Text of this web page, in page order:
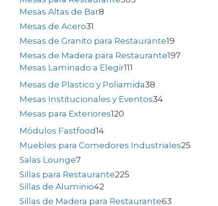
Mesas Altas de Bar8
Mesas de Acero31
Mesas de Granito para Restaurante19
Mesas de Madera para Restaurante197
Mesas Laminado a Elegir111
Mesas de Plastico y Poliamida38
Mesas Institucionales y Eventos34
Mesas para Exteriores120
Módulos Fastfood14
Muebles para Comedores Industriales25
Salas Lounge7
Sillas para Restaurante225
Sillas de Aluminio42
Sillas de Madera para Restaurante63